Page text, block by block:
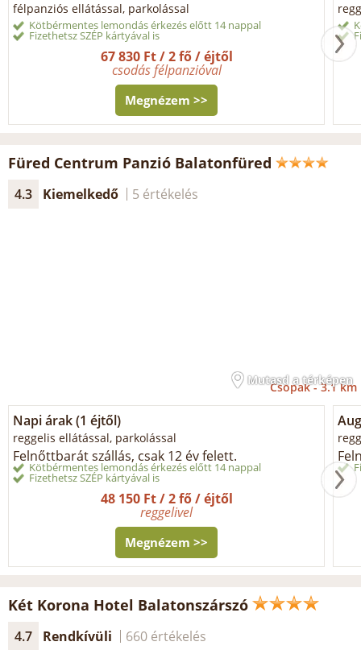
félpanziós ellátással, parkolással
Kötbérmentes lemondás érkezés előtt 14 nappal
Fizethetsz SZÉP kártyával is
67 830 Ft / 2 fő / éjtől
csodás félpanzióval
Megnézem >>
Füred Centrum Panzió Balatonfüred
4.3 Kiemelkedő 5 értékelés
Mutasd a térképen
Csopak -3.1 km
Napi árak (1 éjtől)
reggelis ellátással, parkolással
Felnőttbarát szállás, csak 12 év felett.
Kötbérmentes lemondás érkezés előtt 14 nappal
Fizethetsz SZÉP kártyával is
48 150 Ft / 2 fő / éjtől
reggelivel
Megnézem >>
Két Korona Hotel Balatonszárszó
4.7 Rendkívüli 660 értékelés